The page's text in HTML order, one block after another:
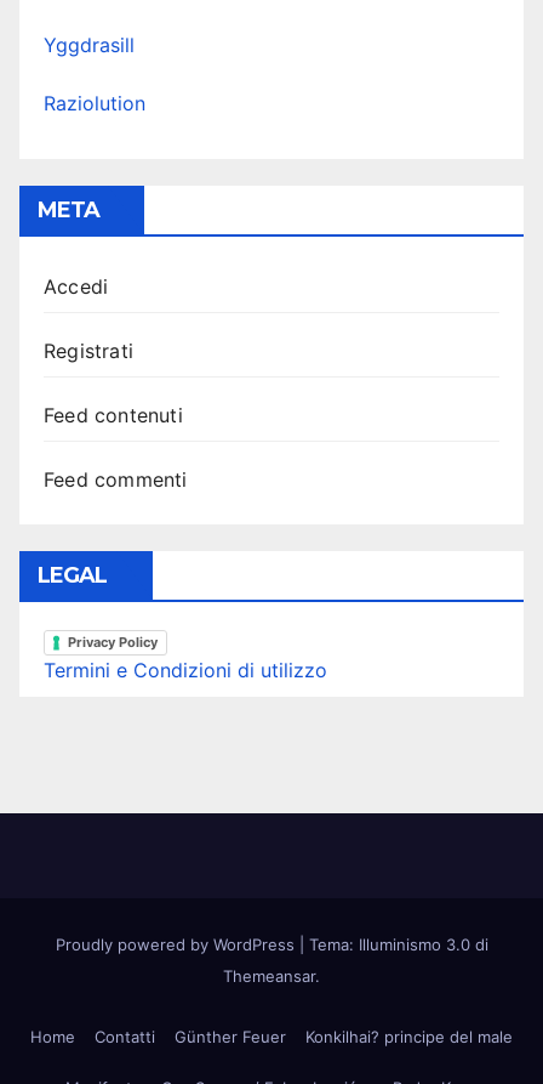
Yggdrasill
Raziolution
META
Accedi
Registrati
Feed contenuti
Feed commenti
LEGAL
Privacy Policy
Termini e Condizioni di utilizzo
Proudly powered by WordPress
Tema: Illuminismo 3.0 di
Themeansar.
Home Contatti Günther Feuer Konkilhai? principe del male